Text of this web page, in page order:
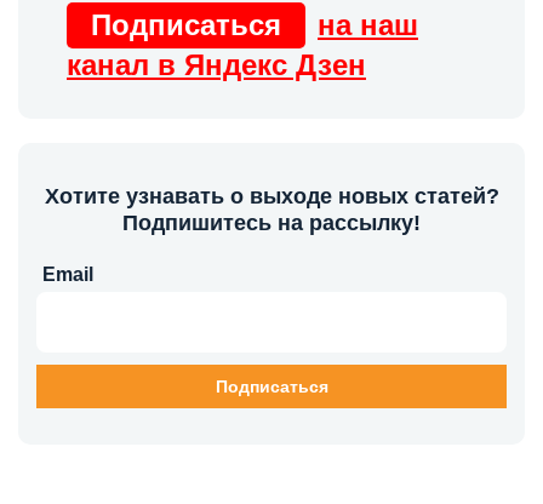
Подписаться
на наш
канал в Яндекс Дзен
Хотите узнавать о выходе новых статей?
Подпишитесь на рассылку!
Email